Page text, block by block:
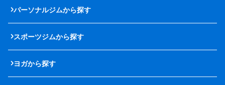
パーソナルジムから探す
スポーツジムから探す
ヨガから探す